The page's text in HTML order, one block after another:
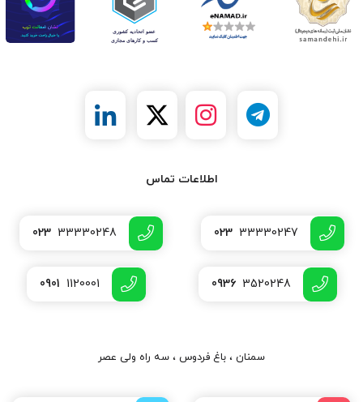
اطلاعات تماس
023 33330247
023 33330248
0936 3520248
0901 1120001
سمنان ، باغ فردوس ، سه راه ولی عصر